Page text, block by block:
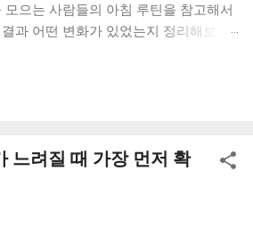
모으는 사람들의 아침 루틴을 참고해서
과 어떤 변화가 있었는지 정리해보려
작하는 패턴이었습니다. 여유가 없다
내는 경우가 많았고, 그만큼 소비도 즉
을 세우는 습관을 만들었습니다. 큰 금
출이 예정되어 있는지 미리 생각해보
과정을 통해 불필요한 소비를 사전에
느려질 때 가장 먼저 확